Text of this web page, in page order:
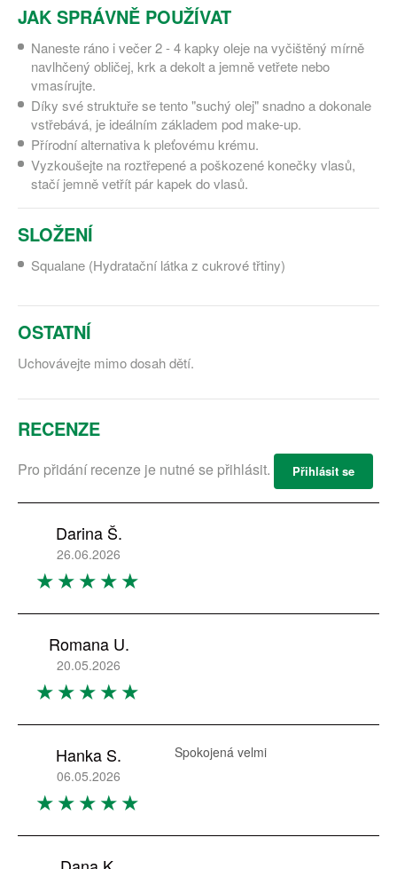
JAK SPRÁVNĚ POUŽÍVAT
Naneste ráno i večer 2 - 4 kapky oleje na vyčištěný mírně
navlhčený obličej, krk a dekolt a jemně vetřete nebo
vmasírujte.
Díky své struktuře se tento "suchý olej" snadno a dokonale
vstřebává, je ideálním základem pod make-up.
Přírodní alternativa k pleťovému krému.
Vyzkoušejte na roztřepené a poškozené konečky vlasů,
stačí jemně vetřít pár kapek do vlasů.
SLOŽENÍ
Squalane (Hydratační látka z cukrové třtiny)
OSTATNÍ
Uchovávejte mimo dosah dětí.
RECENZE
Pro přidání recenze je nutné se přihlásit. Přihlásit se
Darina Š.
26.06.2026
Romana U.
20.05.2026
Hanka S.
06.05.2026
Spokojená velmi